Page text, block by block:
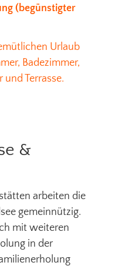
(begünstigter
Urlaub
Badezimmer,
und Terrasse.
&
arbeiten die
gemeinnützig.
mit weiteren
in der